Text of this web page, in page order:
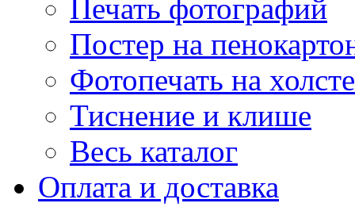
Печать фотографий
Постер на
Фотопечать на холсте
Тиснение и клише
Весь каталог
Оплата и доставка